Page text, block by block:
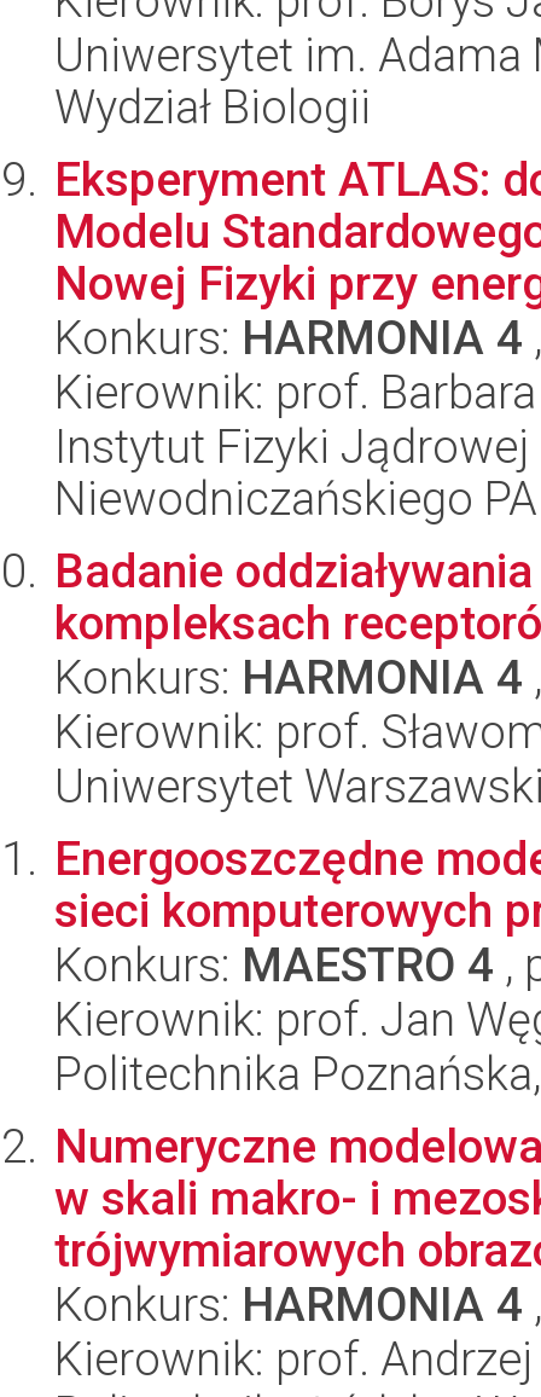
Uniwersytet im.
Wydział Biologii
Eksperyment ATLAS:
Modelu
Nowej Fizyki przy
Konkurs: HARMONIA 4
Kierownik: prof.
Instytut Fizyki
Niewodniczańskiego
Badanie
kompleksach
Konkurs: HARMONIA 4
Kierownik: prof.
Uniwersytet
Energooszczędne
sieci komputerowych
Konkurs: MAESTRO 4 ,
Kierownik: prof. Jan
Politechnika
Numeryczne
w skali makro- i
trójwymiarowych
Konkurs: HARMONIA 4
Kierownik: prof.